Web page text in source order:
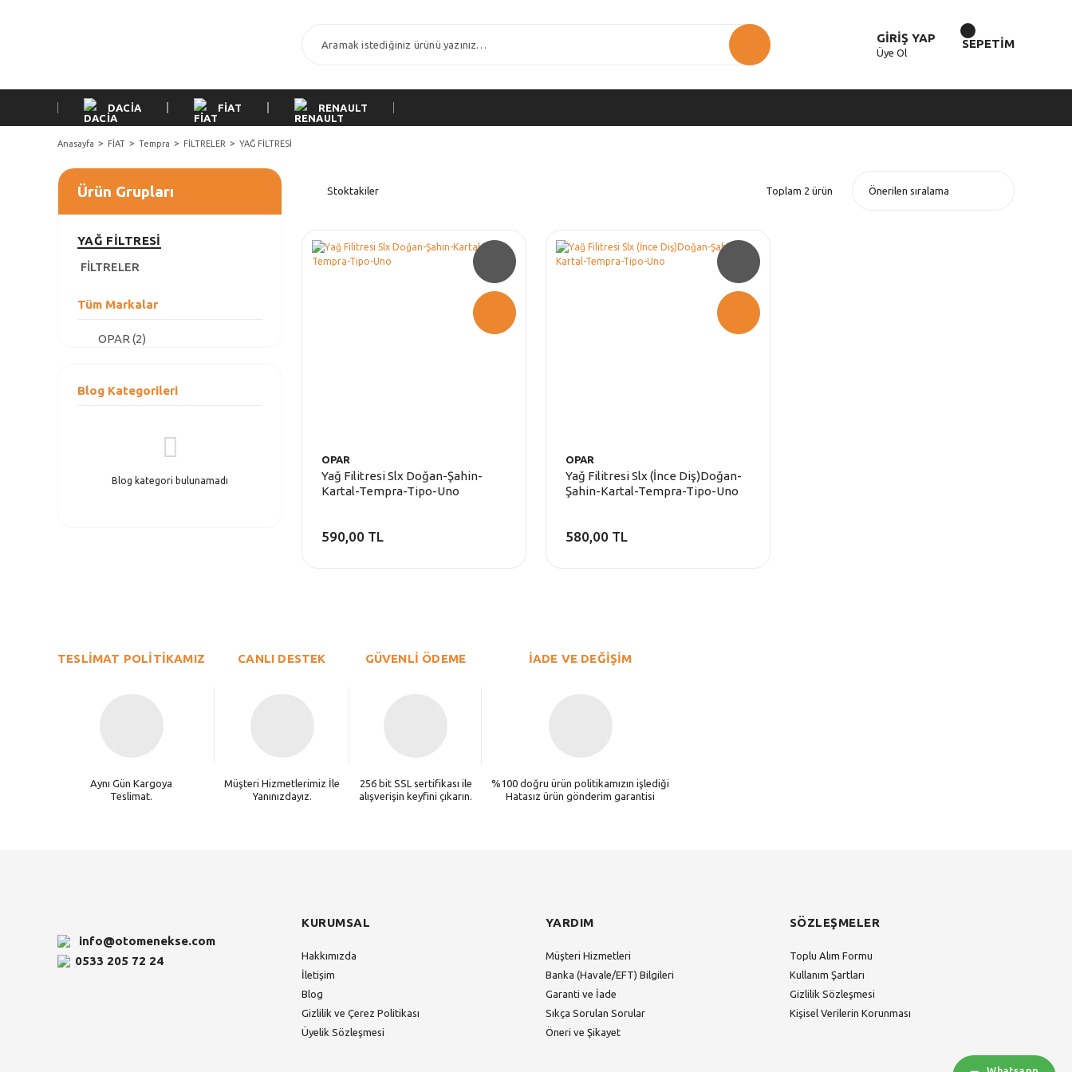
GİRİŞ YAP
Üye Ol
SEPETİM
DACİA FİAT RENAULT
Anasayfa FİAT Tempra FİLTRELER YAĞ FİLTRESİ
Ürün Grupları
YAĞ FİLTRESİ
FİLTRELER
Tüm Markalar
OPAR (2)
Blog Kategorileri
Blog kategori bulunamadı
Stoktakiler Toplam 2 ürün
OPAR
Yağ Filitresi Slx Doğan-Şahin-
Kartal-Tempra-Tipo-Uno
590,00 TL
OPAR
Yağ Filitresi Slx (İnce Diş)Doğan-
Şahin-Kartal-Tempra-Tipo-Uno
580,00 TL
TESLİMAT POLİTİKAMIZ
Aynı Gün Kargoya
Teslimat.
CANLI DESTEK
Müşteri Hizmetlerimiz İle
Yanınızdayız.
GÜVENLİ ÖDEME
256 bit SSL sertifikası ile
alışverişin keyfini çıkarın.
İADE VE DEĞİŞİM
%100 doğru ürün politikamızın işlediği
Hatasız ürün gönderim garantisi
info@otomenekse.com
0533 205 72 24
KURUMSAL
Hakkımızda
İletişim
Blog
Gizlilik ve Çerez Politikası
Üyelik Sözleşmesi
YARDIM
Müşteri Hizmetleri
Banka (Havale/EFT) Bilgileri
Garanti ve İade
Sıkça Sorulan Sorular
Öneri ve Şikayet
SÖZLEŞMELER
Toplu Alım Formu
Kullanım Şartları
Gizlilik Sözleşmesi
Kişisel Verilerin Korunması